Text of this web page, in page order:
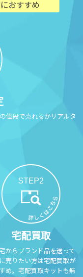
おすすめ
値段で売れるかリアルタ
STEP2
宅配買取
からブランド品を送って
売りたい方は宅配買取が
め。宅配買取キットも無